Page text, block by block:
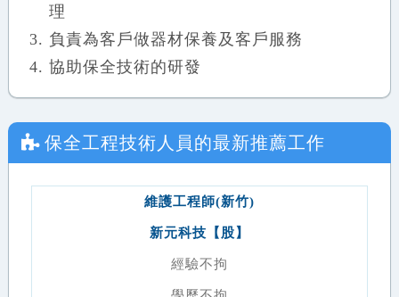
理
負責為客戶做器材保養及客戶服務
協助保全技術的研發
保全工程技術人員 的最新推薦工作
維護工程師(新竹)
新元科技【股】
經驗不拘